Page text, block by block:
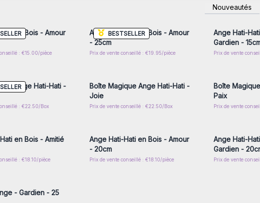
Nouveautés
en Bois - Amour
: €15.00/pièce
BESTSELLER
Ange Hati-Hati en Bois - Amour
- 25cm
Prix de vente conseillé : €19.95/pièce
Connectez-
vous pour
Ange Hati-
Gardien -
Prix de vente
vous ou inscrivez-
Ange Hati-Hati -
: €22.50/Box
Connectez-vous ou inscrivez-
Boîte Magique Ange Hati-Hati -
Joie
Prix de vente conseillé : €22.50/Box
Connectez-
Boîte
Paix
Prix de vente
vous ou inscrivez-
en Bois - Amitié
: €18.10/pièce
Connectez-vous ou inscrivez-
Ange Hati-Hati en Bois - Amour
- 20cm
Prix de vente conseillé : €18.10/pièce
Connectez-
Ange Hati-
Gardien -
Prix de vente
vous ou inscrivez-
- Gardien - 25